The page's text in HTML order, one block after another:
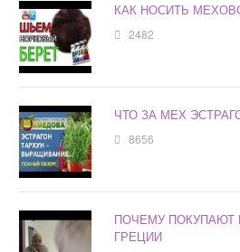
КАК НОСИТЬ
2482
ЧТО ЗА МЕХ
8656
ПОЧЕМУ ПОКУПАЮТ
ГРЕЦИИ